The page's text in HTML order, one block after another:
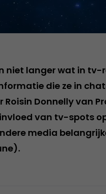
niet langer wat in tv-
die ze in
Donnelly van
van tv-spots
media